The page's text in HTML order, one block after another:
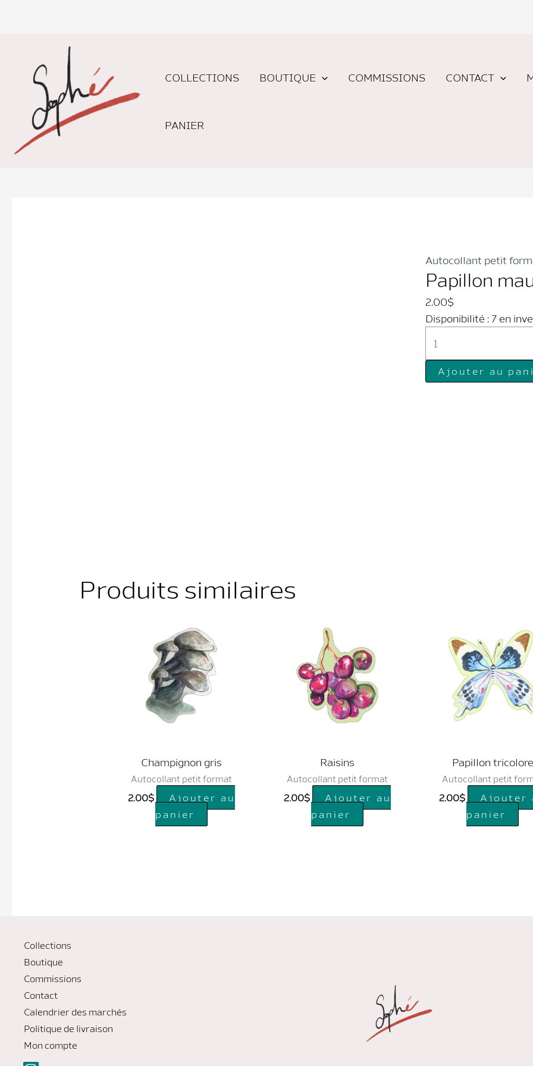
contenu
COLLECTIONS BOUTIQUE COMMISSIONS CONTACT
PANIER
Autocollant petit
Papillon
2.00$
Disponibilité : 7 en
de
Papillon
mauve
Ajouter au
Produits similaires
Champignon gris
Autocollant petit format
2.00$
Ajouter au
panier
Raisins
Autocollant petit format
2.00$
Ajouter au
panier
Papillon tricolore
Autocollant petit
2.00$
Ajouter
panier
Collections
Boutique
Commissions
Contact
Calendrier des marchés
Politique de livraison
Mon compte